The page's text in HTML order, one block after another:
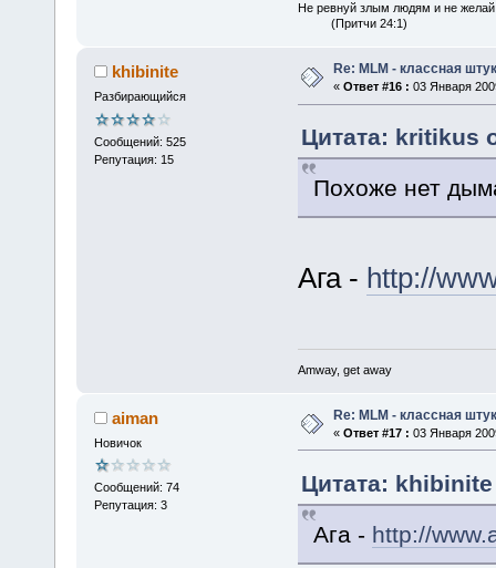
Не ревнуй злым людям и не
(Притчи 24:1)
khibinite
Разбирающийся
Сообщений: 525
Репутация: 15
Re: MLM - классная
« Ответ #16 : 03 Января
Цитата: kritikus
Похоже нет
Ага - http://
Amway, get away
aiman
Новичок
Сообщений: 74
Репутация: 3
Re: MLM - классная
« Ответ #17 : 03 Января
Цитата:
Ага - http://